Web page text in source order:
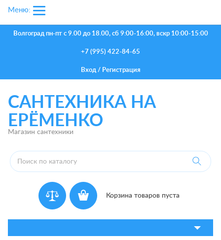
Волгоград пн-пт с 9.00 до 18.00, сб 9:00-16:00, вскр 10:00-15:00
+7 (995) 422-84-65
Вход/ Регистрация
САНТЕХНИКА НА
ЕРЁМЕНКО
Магазин сантехники
Корзина товаров пуста
Меню: